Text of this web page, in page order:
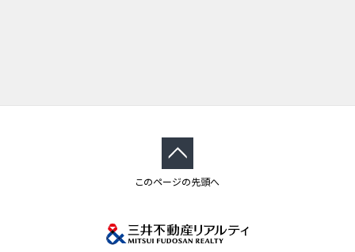
このページの先頭へ